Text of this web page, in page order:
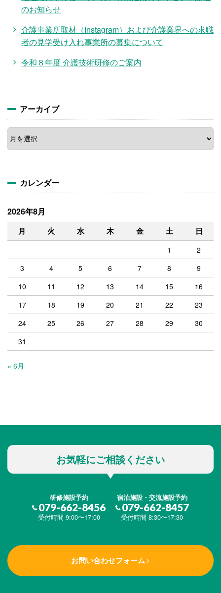
のお知らせ
介護事業所取材（Instagram）および介護業界への求職
者の見学受け入れ事業所の募集について
令和８年度 介護技術研修のご案内
アーカイブ
ア
ー
カ
カレンダー
2026年8月
月 火 水 木 金 土 日
1
2
3
4 5 6 7 8
9
10
11 12 13 14 15
16
17
18 19 20 21 22
23
24
25 26 27 28 29
30
31
« 6月
お気軽にご相談ください
研修施設予約
079-662-8456
受付時間 9:00〜17:00
宿泊施設・交流施設予約
079-662-8457
受付時間 8:30〜17:30
お問い合わせフォーム